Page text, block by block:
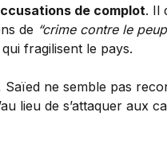
de complot. Il
de “crime contre le
fragilisent le pays.
ne semble pas
lieu de s’attaquer aux